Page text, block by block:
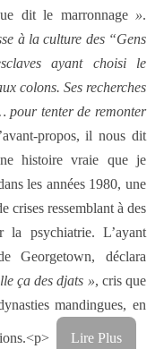
dit le marronnage».
à la culture des “Gens
ayant choisi le
colons. Ses recherches
pour tenter de remonter
propos, il nous dit
histoire vraie que je
les années 1980, une
crises ressemblant à des
la psychiatrie. L’ayant
Georgetown, déclara
ça des djats », cris que
mandingues, en
Lire Plus